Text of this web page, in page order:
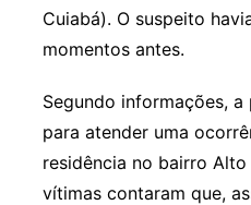
Cuiabá). O suspeito
momentos antes.
Segundo informações,
para atender uma
residência no bairro
vítimas contaram que,